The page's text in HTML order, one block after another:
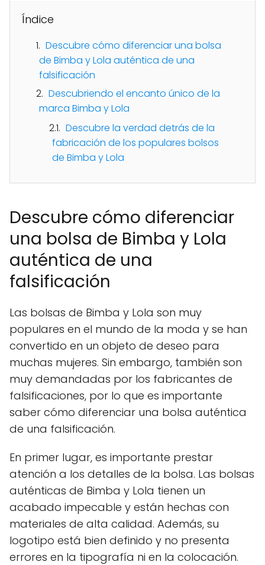
Índice
Descubre cómo diferenciar una bolsa
de Bimba y Lola auténtica de una
falsificación
Descubriendo el encanto único de la
marca Bimba y Lola
Descubre la verdad detrás de la
fabricación de los populares bolsos
de Bimba y Lola
Descubre cómo diferenciar
una bolsa de Bimba y Lola
auténtica de una
falsificación
Las bolsas de Bimba y Lola son muy
populares en el mundo de la moda y se han
convertido en un objeto de deseo para
muchas mujeres. Sin embargo, también son
muy demandadas por los fabricantes de
falsificaciones, por lo que es importante
saber cómo diferenciar una bolsa auténtica
de una falsificación.
En primer lugar, es importante prestar
atención a los detalles de la bolsa. Las bolsas
auténticas de Bimba y Lola tienen un
acabado impecable y están hechas con
materiales de alta calidad. Además, su
logotipo está bien definido y no presenta
errores en la tipografía ni en la colocación.